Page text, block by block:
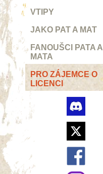
VTIPY
JAKO PAT A MAT
FANOUŠCI PATA A
MATA
PRO ZÁJEMCE O
LICENCI